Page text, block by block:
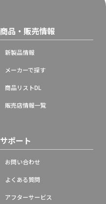
商品・販売情報
新製品情報
メーカーで探す
商品リストDL
販売店情報一覧
サポート
お問い合わせ
よくある質問
アフターサービス